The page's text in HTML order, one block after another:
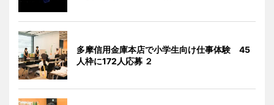
多摩信用金庫本店で小学生向け仕事体験 45
人枠に172人応募 ２